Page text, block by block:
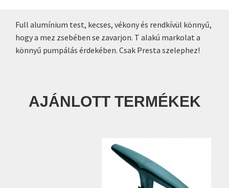
Full alumínium test, kecses, vékony és rendkívül könnyű,
hogy a mez zsebében se zavarjon. T alakú markolat a
könnyű pumpálás érdekében. Csak Presta szelephez!
AJÁNLOTT TERMÉKEK